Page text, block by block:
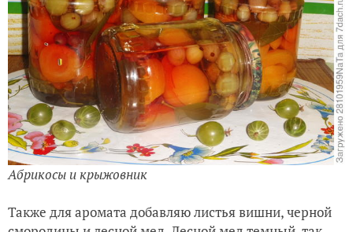
Абрикосы и крыжовник
Также для аромата добавляю листья вишни, черной